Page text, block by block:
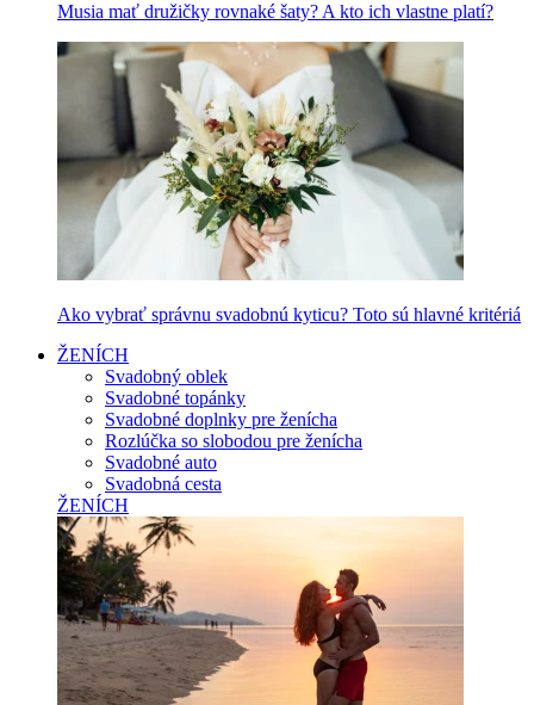
Musia mať družičky rovnaké šaty? A kto ich vlastne platí?
Ako vybrať správnu svadobnú kyticu? Toto sú hlavné kritériá
ŽENÍCH
Svadobný oblek
Svadobné topánky
Svadobné doplnky pre ženícha
Rozlúčka so slobodou pre ženícha
Svadobné auto
Svadobná cesta
ŽENÍCH